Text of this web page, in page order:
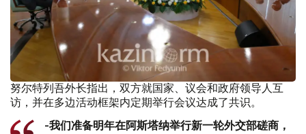
努尔特列吾外长指出，双方就国家、议会和政府领导人互
访，并在多边活动框架内定期举行会议达成了共识。
-我们准备明年在阿斯塔纳举行新一轮外交部磋商，